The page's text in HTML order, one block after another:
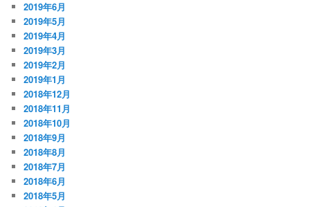
2019年6月
2019年5月
2019年4月
2019年3月
2019年2月
2019年1月
2018年12月
2018年11月
2018年10月
2018年9月
2018年8月
2018年7月
2018年6月
2018年5月